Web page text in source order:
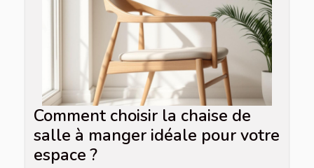
Comment choisir la chaise de
salle à manger idéale pour votre
espace ?